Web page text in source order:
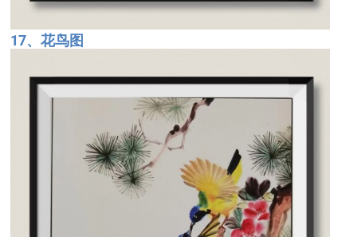
17、花鸟图